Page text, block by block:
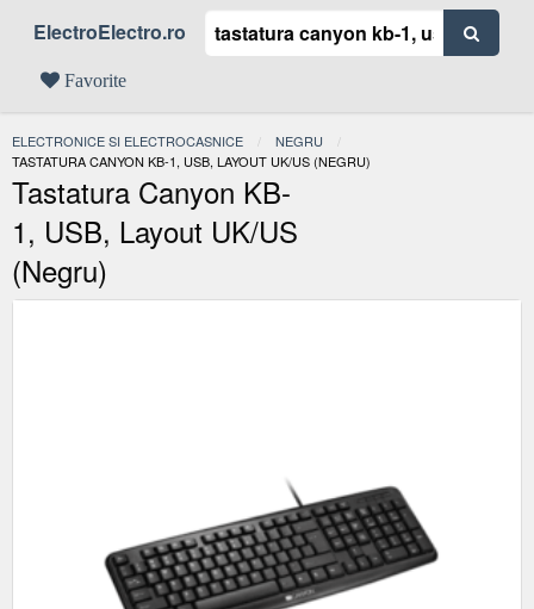
ElectroElectro.ro
Favorite
ELECTRONICE SI ELECTROCASNICE
NEGRU
ACTUAL:
TASTATURA CANYON KB-1, USB, LAYOUT UK/US (NEGRU)
Tastatura Canyon KB-
1, USB, Layout UK/US
(Negru)